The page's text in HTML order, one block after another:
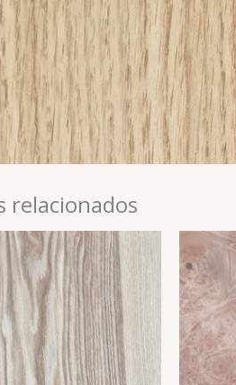
relacionados